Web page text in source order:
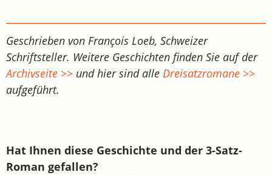
Geschrieben von François Loeb, Schweizer
Schriftsteller. Weitere Geschichten finden Sie auf der
Archivseite >> und hier sind alle Dreisatzromane >>
aufgeführt.
Hat Ihnen diese Geschichte und der 3-Satz-
Roman gefallen?